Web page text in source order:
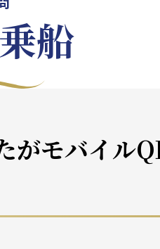
船
がモバイル